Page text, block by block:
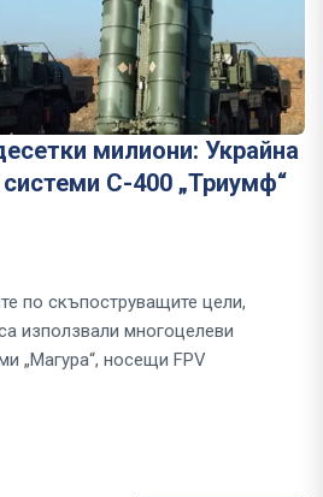
милиони: Украйна
системи С-400 „Триумф“
по скъпоструващите цели,
използвали многоцелеви
„Магура“, носещи FPV